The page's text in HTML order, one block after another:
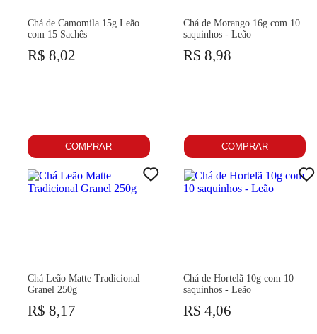
Chá de Camomila 15g Leão
com 15 Sachês
R$ 8,02
COMPRAR
Chá de Morango 16g com 10
saquinhos - Leão
R$ 8,98
COMPRAR
Chá Leão Matte Tradicional
Granel 250g
R$ 8,17
Chá de Hortelã 10g com 10
saquinhos - Leão
R$ 4,06